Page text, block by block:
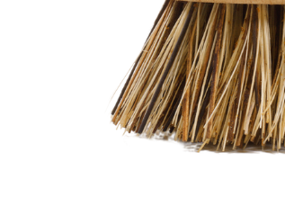
Tändstål & Tändare
Termos & Termosmuggar